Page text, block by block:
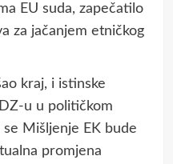
EU suda, zapečatilo
za jačanjem etničkog
kraj, i istinske
u u političkom
Mišljenje EK bude
promjena